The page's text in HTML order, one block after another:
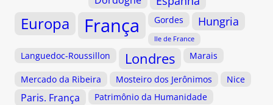
Europa França Gordes Hungria
Ile de France
Languedoc-Roussillon Londres Marais
Mercado da Ribeira Mosteiro dos Jerônimos Nice
Paris. França Patrimônio da Humanidade